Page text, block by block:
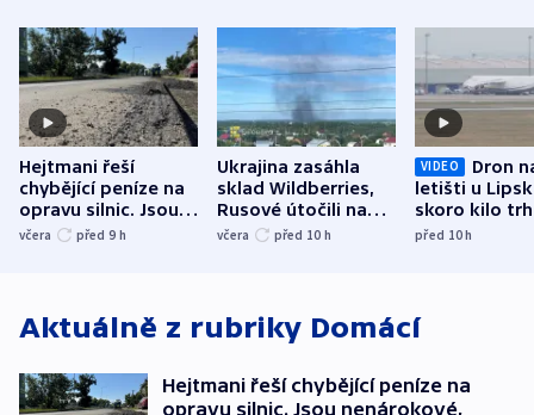
Hejtmani řeší
chybějící peníze na
opravu silnic. Jsou
nenárokové, namítá
včera před 9 h
Ukrajina zasáhla
sklad Wildberries,
Rusové útočili na
trh, hasiče či
včera před 10 h
VIDEO
Dron
letišti u
skoro kilo
indicie
před 10h
Aktuálně z rubriky Domácí
Hejtmani řeší chybějící peníze na
opravu silnic. Jsou nenárokové,